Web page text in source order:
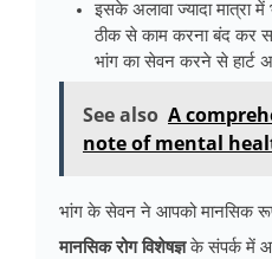
इसके अलावा ज्यादा मात्रा
ठीक से काम करना बंद कर
भांग का सेवन करने से हार्ट
See also A
note of mental
भांग के सेवन ने आपको मानसिक
मानसिक रोग विशेषज्ञके संपर्क में